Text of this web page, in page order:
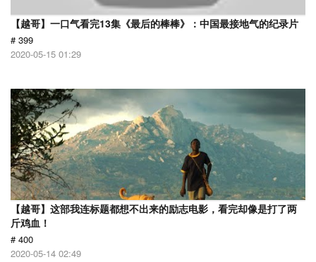
【越哥】一口气看完13集《最后的棒棒》：中国最接地气的纪录片
# 399
2020-05-15 01:29
【越哥】这部我连标题都想不出来的励志电影，看完却像是打了两
斤鸡血！
# 400
2020-05-14 02:49